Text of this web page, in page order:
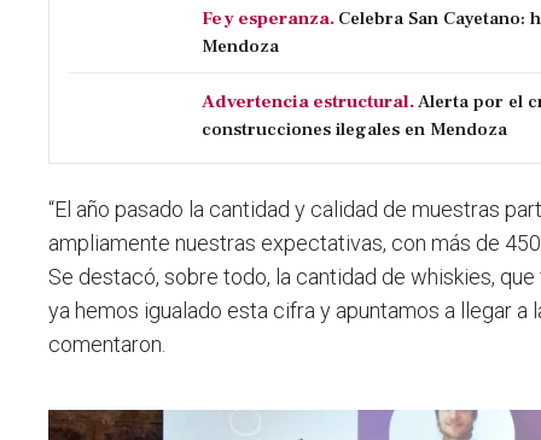
Fe y esperanza. Celebra San Cayetano:
Mendoza
Advertencia estructural.Alerta por el
construcciones ilegales en Mendoza
“El año pasado la cantidad y calidad de muestras
ampliamente nuestras expectativas, con más de
Se destacó, sobre todo, la cantidad de whiskies,
ya hemos igualado esta cifra y apuntamos a llegar a
comentaron.